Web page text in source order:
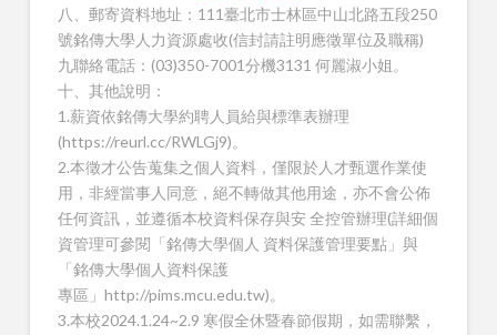
八、郵寄資料地址：111臺北市士林區中山北路五段250
號銘傳大學人力資源處收(信封請註明應徵單位及職稱)
九聯絡電話：(03)350-7001分機3131 何麗淑小姐。
十、其他說明：
1.薪資依銘傳大學約聘人員給與標準表辦理
(https://reurl.cc/RWLGj9)。
2.本徵才公告蒐集之個人資料，僅限於人才甄選作業使
用，非經當事人同意，絕不轉做其他用途，亦不會公佈
任何資訊，並遵循本校資料保存與安 全控管辦理(詳細個
資管理可參閱「銘傳大學個人 資料保護管理要點」與
「銘傳大學個人資料保護
專區」http://pims.mcu.edu.tw)。
3.本校2024.1.24~2.9 寒假全休暨春節假期，如需聯繫，